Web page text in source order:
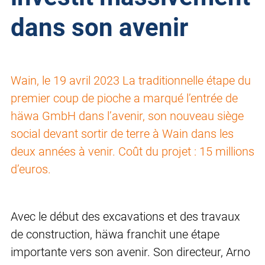
dans son avenir
Wain, le 19 avril 2023 La traditionnelle étape du
premier coup de pioche a marqué l’entrée de
häwa GmbH dans l’avenir, son nouveau siège
social devant sortir de terre à Wain dans les
deux années à venir. Coût du projet : 15 millions
d’euros.
Avec le début des excavations et des travaux
de construction, häwa franchit une étape
importante vers son avenir. Son directeur, Arno